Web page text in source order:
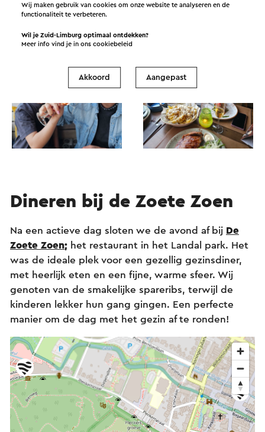
Dineren bij de Zoete Zoen
Na een actieve dag sloten we de avond af bij De
Zoete Zoen; het restaurant in het Landal park. Het
was de ideale plek voor een gezellig gezinsdiner,
met heerlijk eten en een fijne, warme sfeer. Wij
genoten van de smakelijke spareribs, terwijl de
kinderen lekker hun gang gingen. Een perfecte
manier om de dag met het gezin af te ronden!
Wij maken gebruik van cookies om onze website te analyseren en de
functionaliteit te verbeteren.
Wil je Zuid-Limburg optimaal ontdekken?
Meer info vind je in onscookiebeleid
Akkoord Aangepast